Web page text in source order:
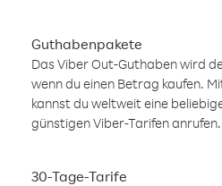
Guthabenpakete
Das Viber Out-Guthaben wird
wenn du einen Betrag kaufen.
kannst du weltweit eine
günstigen Viber-Tarifen anrufen.
30-Tage-Tarife